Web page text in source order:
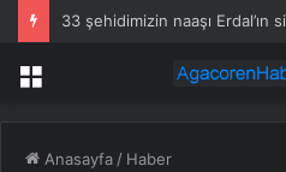
33 şehidimizin naaşı Erdal’ın
Menü
Anasayfa / Haber